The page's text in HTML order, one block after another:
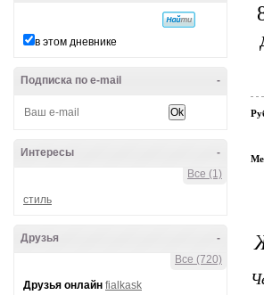
в этом дневнике
-
Подписка по e-mail
-
Интересы
Все (1)
стиль
-
Друзья
Все (720)
Друзья онлайн fialkask